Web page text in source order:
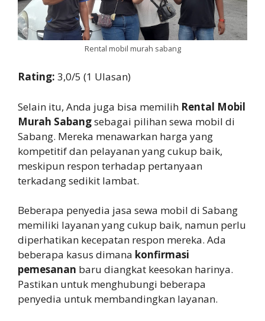
Rental mobil murah sabang
Rating: 3,0/5 (1 Ulasan)
Selain itu, Anda juga bisa memilih Rental Mobil
Murah Sabangsebagai pilihan sewa mobil di
Sabang. Mereka menawarkan harga yang
kompetitif dan pelayanan yang cukup baik,
meskipun respon terhadap pertanyaan
terkadang sedikit lambat.
Beberapa penyedia jasa sewa mobil di Sabang
memiliki layanan yang cukup baik, namun perlu
diperhatikan kecepatan respon mereka. Ada
beberapa kasus dimana konfirmasi
pemesanan baru diangkat keesokan harinya.
Pastikan untuk menghubungi beberapa
penyedia untuk membandingkan layanan.